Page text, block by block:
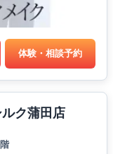
体験・相談予約
ク蒲田店